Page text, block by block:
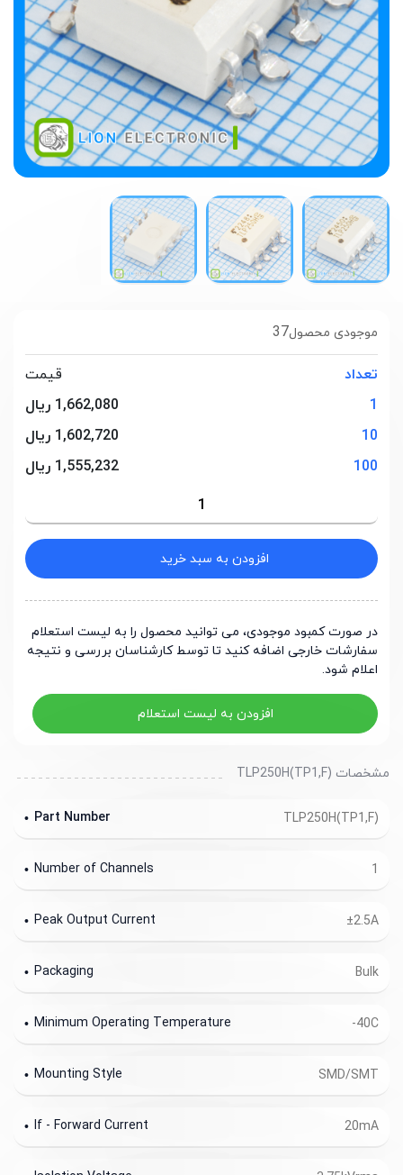
37موجودی محصول
تعداد
قیمت
1
1,662,080 ریال
10
1,602,720 ریال
100
1,555,232 ریال
افزودن به سبد خرید
در صورت کمبود موجودی، می توانید محصول را به لیست استعلام
سفارشات خارجی اضافه کنید تا توسط کارشناسان بررسی و نتیجه
اعلام شود.
افزودن به لیست استعلام
مشخصات TLP250H(TP1,F)
TLP250H(TP1,F)
Part Number
1
Number of Channels
±2.5A
Peak Output Current
Bulk
Packaging
-40C
Minimum Operating Temperature
SMD/SMT
Mounting Style
20mA
If - Forward Current